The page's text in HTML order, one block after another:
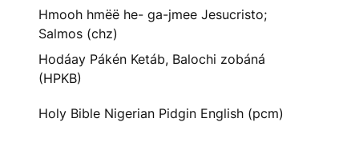
Hmooh hmëë he- ga-jmee Jesucristo;
Salmos (chz)
Hodáay Pákén Ketáb, Balochi zobáná
(HPKB)
Holy Bible Nigerian Pidgin English (pcm)